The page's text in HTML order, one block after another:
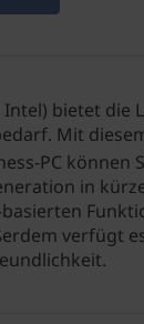
bietet die
Mit
PC können
in
verfügt